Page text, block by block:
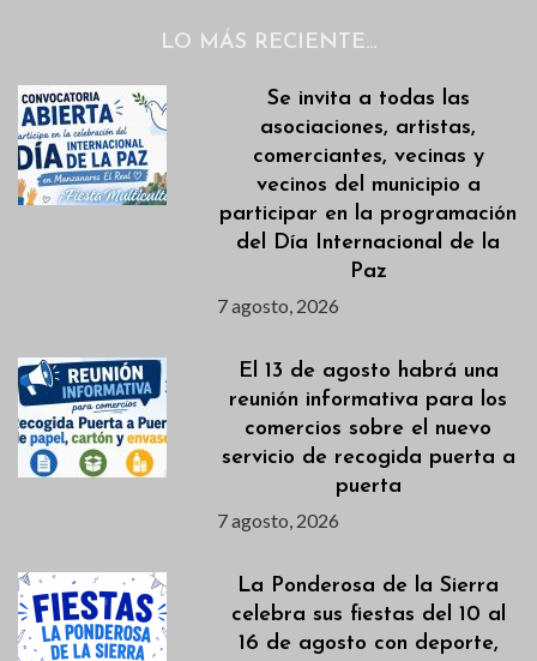
LO MÁS RECIENTE…
Se invita a todas las
asociaciones, artistas,
comerciantes, vecinas y
vecinos del municipio a
participar en la programación
del Día Internacional de la
Paz
7 agosto, 2026
El 13 de agosto habrá una
reunión informativa para los
comercios sobre el nuevo
servicio de recogida puerta a
puerta
7 agosto, 2026
La Ponderosa de la Sierra
celebra sus fiestas del 10 al
16 de agosto con deporte,